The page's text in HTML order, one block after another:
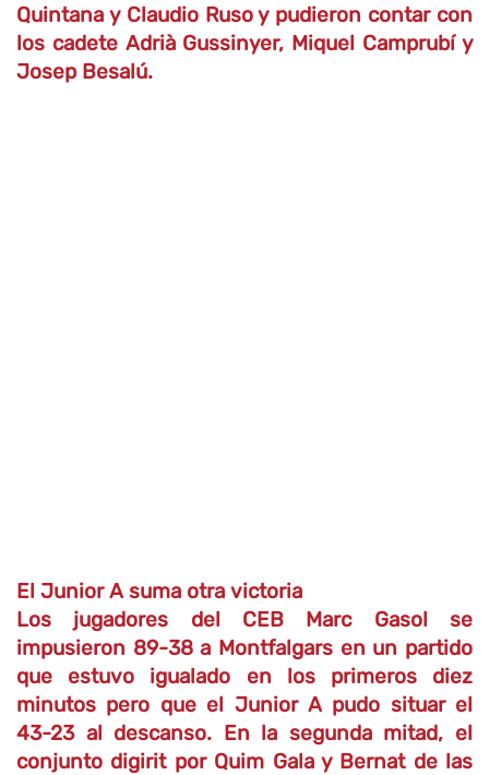
Quintana y Claudio Ruso y pudieron contar con
los cadete Adrià Gussinyer, Miquel Camprubí y
Josep Besalú.
El Junior A suma otra victoria
Los jugadores del CEB Marc Gasol se
impusieron 89-38 a Montfalgars en un partido
que estuvo igualado en los primeros diez
minutos pero que el Junior A pudo situar el
43-23 al descanso. En la segunda mitad, el
conjunto digirit por Quim Gala y Bernat de las